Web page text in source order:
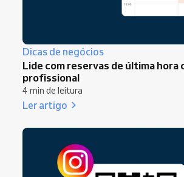
Dicas de negócios
Lide com reservas de última hora
profissional
4 min de leitura
Ler artigo